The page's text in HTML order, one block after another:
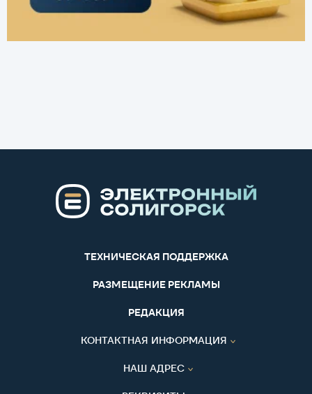
ТЕХНИЧЕСКАЯ ПОДДЕРЖКА
РАЗМЕЩЕНИЕ РЕКЛАМЫ
РЕДАКЦИЯ
КОНТАКТНАЯ ИНФОРМАЦИЯ
НАШ АДРЕС